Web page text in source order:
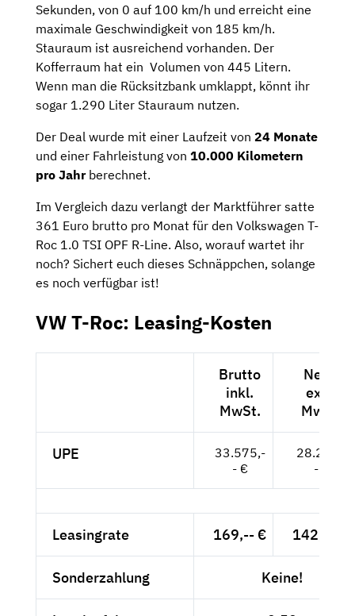
Sekunden, von 0 auf 100 km/h und erreicht eine
maximale Geschwindigkeit von 185 km/h.
Stauraum ist ausreichend vorhanden. Der
Kofferraum hat ein Volumen von 445 Litern.
Wenn man die Rücksitzbank umklappt, könnt ihr
sogar 1.290 Liter Stauraum nutzen.
Der Deal wurde mit einer Laufzeit von 24 Monate
und einer Fahrleistung von 10.000 Kilometern
pro Jahrberechnet.
Im Vergleich dazu verlangt der Marktführer satte
361 Euro brutto pro Monat für den Volkswagen T-
Roc 1.0 TSI OPF R-Line. Also, worauf wartet ihr
noch? Sichert euch dieses Schnäppchen, solange
es noch verfügbar ist!
VW T-Roc: Leasing-Kosten
Brutto
inkl.
MwSt.
Netto
exkl.
MwSt.
UPE
33.575,-
- €
28.214,-
- €
Leasingrate 169,-- € 142,02 €
Sonderzahlung Keine!